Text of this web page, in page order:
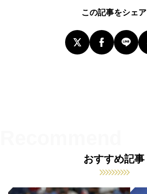
この記事をシェア
おすすめ記事